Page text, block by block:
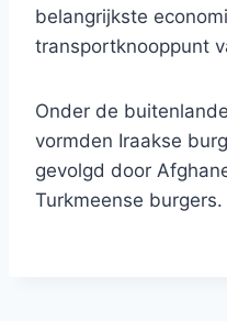
belangrijkste
transportknooppunt
Onder de
vormden Iraakse
gevolgd door
Turkmeense burgers.